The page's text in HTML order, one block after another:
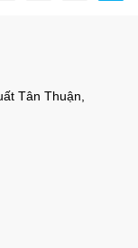
Tân Thuận,